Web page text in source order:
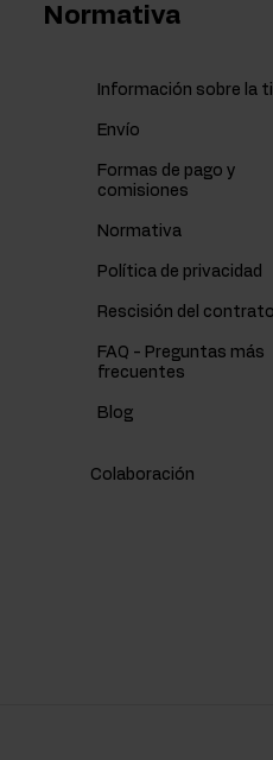
Normativa
Información sobre la
Envío
Formas de pago y
comisiones
Normativa
Política de privacidad
Rescisión del
FAQ - Preguntas más
frecuentes
Blog
Colaboración